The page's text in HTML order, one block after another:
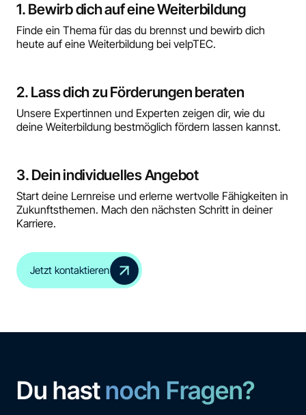
1. Bewirb dich auf eine Weiterbildung
Finde ein Thema für das du brennst und bewirb dich
heute auf eine Weiterbildung bei velpTEC.
2. Lass dich zu Förderungen beraten
Unsere Expertinnen und Experten zeigen dir, wie du
deine Weiterbildung bestmöglich fördern lassen kannst.
3. Dein individuelles Angebot
Start deine Lernreise und erlerne wertvolle Fähigkeiten in
Zukunftsthemen. Mach den nächsten Schritt in deiner
Karriere.
Jetzt kontaktieren
Du hastnoch Fragen?